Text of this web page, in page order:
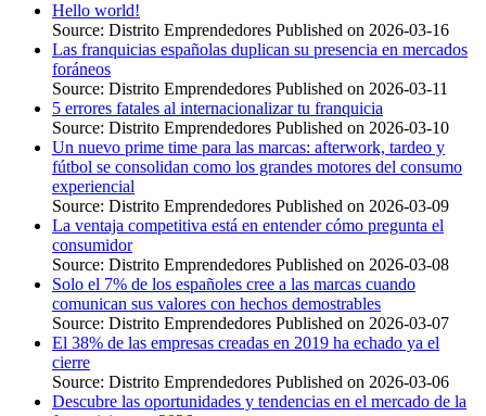
Hello world!
Source: Distrito Emprendedores Published on 2026-03-16
Las franquicias españolas duplican su presencia en mercados
foráneos
Source: Distrito Emprendedores Published on 2026-03-11
5 errores fatales al internacionalizar tu franquicia
Source: Distrito Emprendedores Published on 2026-03-10
Un nuevo prime time para las marcas: afterwork, tardeo y
fútbol se consolidan como los grandes motores del consumo
experiencial
Source: Distrito Emprendedores Published on 2026-03-09
La ventaja competitiva está en entender cómo pregunta el
consumidor
Source: Distrito Emprendedores Published on 2026-03-08
Solo el 7% de los españoles cree a las marcas cuando
comunican sus valores con hechos demostrables
Source: Distrito Emprendedores Published on 2026-03-07
El 38% de las empresas creadas en 2019 ha echado ya el
cierre
Source: Distrito Emprendedores Published on 2026-03-06
Descubre las oportunidades y tendencias en el mercado de la